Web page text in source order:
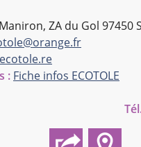
ZA du Gol 97450
: Fiche infos ECOTOLE